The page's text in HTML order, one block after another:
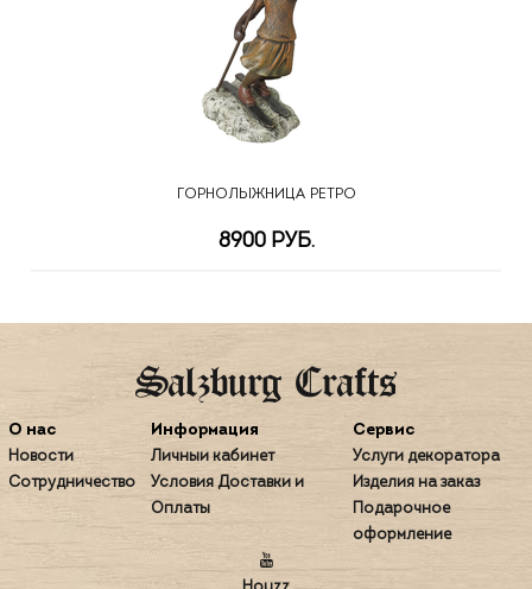
ГОРНОЛЫЖНИЦА РЕТРО
8900 РУБ.
О нас
Новости
Сотрудничество
Информация
Личный кабинет
Условия Доставки и
Оплаты
Сервис
Услуги декоратора
Изделия на заказ
Подарочное
оформление